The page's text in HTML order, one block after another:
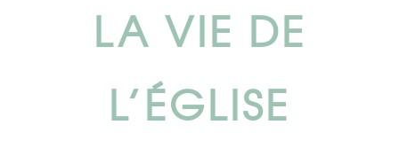
LA VIE DE
L’ÉGLISE